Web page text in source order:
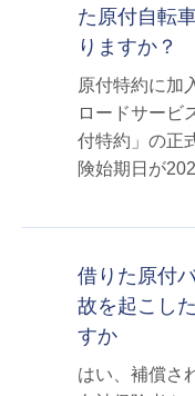
た原付自転
りますか？
原付特約に加
ロードサービ
付特約」の正
険始期日が
借りた原付
故を起こし
すか
はい、補償さ